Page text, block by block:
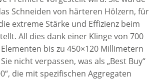
Schneiden von härteren Hölzern, für
extreme Stärke und Effizienz beim
All dies dank einer Klinge von 700
bis zu 450×120 Millimetern
nicht verpassen, was als „Best Buy“
die mit spezifischen Aggregaten